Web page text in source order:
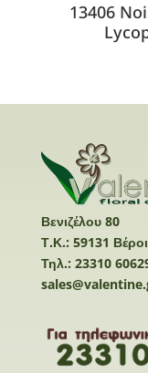
13406
Βενιζέλου 80
Τ.Κ.: 59131
Τηλ.: 23310